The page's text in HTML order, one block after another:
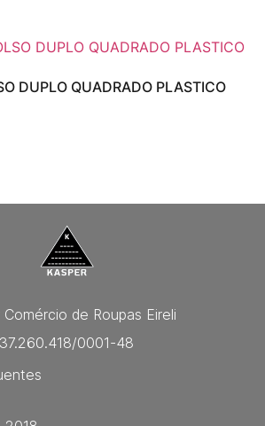
DUPLO QUADRADO PLASTICO
Comércio de Roupas Eireli
37.260.418/0001-48